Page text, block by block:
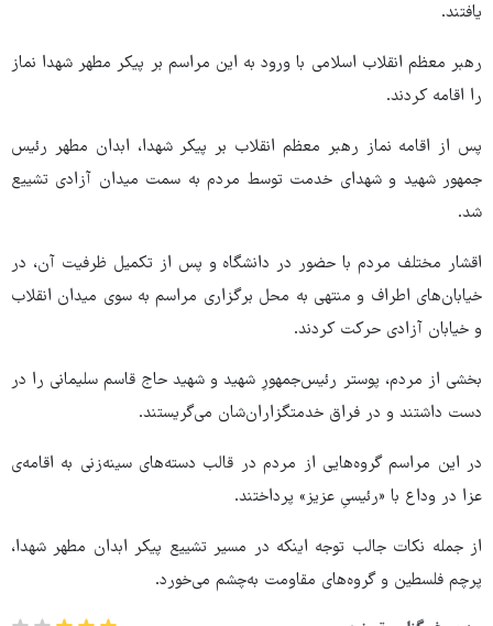
یافتند.
رهبر معظم انقلاب اسلامی با ورود به این مراسم بر پیکر مطهر شهدا نماز
را اقامه کردند.
پس از اقامه نماز رهبر معظم انقلاب بر پیکر شهدا، ابدان مطهر رئیس
جمهور شهید و شهدای خدمت توسط مردم به سمت میدان آزادی تشییع
شد.
اقشار مختلف مردم با حضور در دانشگاه و پس از تکمیل ظرفیت آن، در
خیابان‌های اطراف و منتهی به محل برگزاری مراسم به سوی میدان انقلاب
و خیابان آزادی حرکت کردند.
بخشی از مردم، پوستر رئیس‌جمهورِ شهید و شهید حاج قاسم سلیمانی را در
دست داشتند و در فراق خدمتگزاران‌شان می‌گریستند.
در این مراسم گروه‌هایی از مردم در قالب دسته‌های سینه‌زنی به اقامه‌ی
عزا در وداع با «رئیسیِ عزیز» پرداختند.
از جمله نکات جالب توجه اینکه در مسیر تشییع پیکر ابدان مطهر شهدا،
پرچم فلسطین و گروه‌های مقاومت به‌چشم می‌خورد.